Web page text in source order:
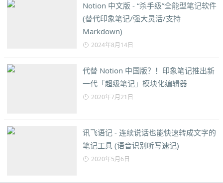
Notion 中文版 - “杀手级”全能型笔记软件
(替代印象笔记/强大灵活/支持
Markdown)
2024年8月14日
代替 Notion 中国版？！印象笔记推出新
一代「超级笔记」模块化编辑器
2020年7月21日
讯飞语记 - 连续说话也能快速转成文字的
笔记工具 (语音识别听写速记)
2020年5月6日